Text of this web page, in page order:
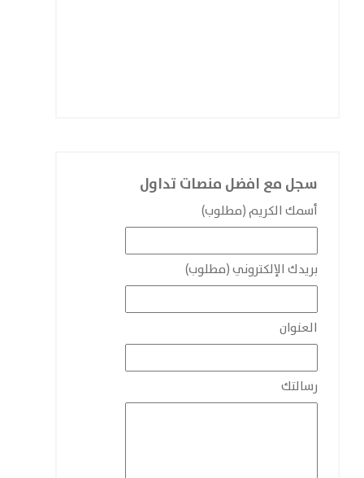
سجل مع افضل منصات تداول
أسمك الكريم (مطلوب)
بريدك الإلكتروني (مطلوب)
العنوان
رسالتك